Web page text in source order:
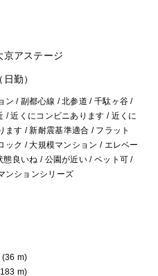
京アステージ
勤）
ン / 副都心線 / 北参道 / 千駄ヶ谷 /
/ 近くにコンビニあります / 近くに
ます / 新耐震基準適合 / フラット
ック / 大規模マンション / エレベー
態良いね / 公園が近い / ペット可 /
ンションシリーズ
(36 m)
m)